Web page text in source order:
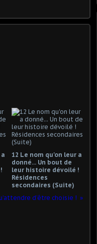
12 Le nom qu'on leur a
donné... Un bout de
leur histoire dévoilé !
Résidences
secondaires (Suite)
d’être choisie !